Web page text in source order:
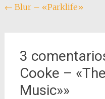
Navegación
← Blur – «Parklife»
3
Cooke –
Music»»